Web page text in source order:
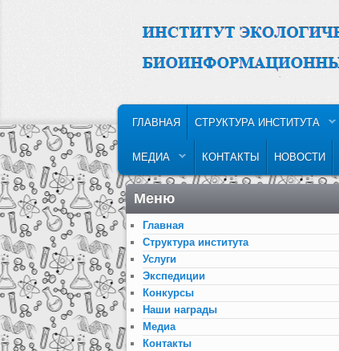
SKIP TO PRIMARY CONTENT
SKIP TO SECONDARY CONTENT
ГЛАВНАЯ СТРУКТУРА ИНСТИТУТА
МЕДИА КОНТАКТЫ НОВОСТИ
Меню
Главная
Структура института
Услуги
Экспедиции
Конкурсы
Наши награды
Медиа
Контакты